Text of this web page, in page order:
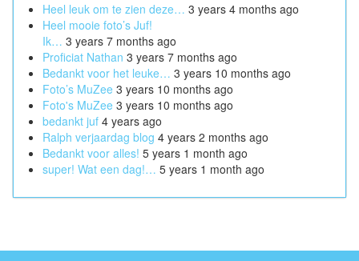
Heel leuk om te zien deze… 3 years 4 months ago
Heel mooie foto’s Juf!
Ik… 3 years 7 months ago
Proficiat Nathan 3 years 7 months ago
Bedankt voor het leuke… 3 years 10 months ago
Foto’s MuZee 3 years 10 months ago
Foto's MuZee 3 years 10 months ago
bedankt juf 4 years ago
Ralph verjaardag blog 4 years 2 months ago
Bedankt voor alles! 5 years 1 month ago
super! Wat een dag!… 5 years 1 month ago